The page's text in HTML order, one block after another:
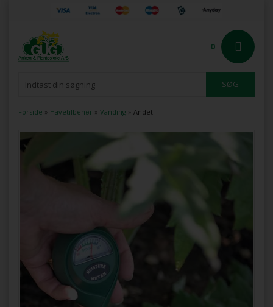
0
Forside » Havetilbehør » Vanding » Andet